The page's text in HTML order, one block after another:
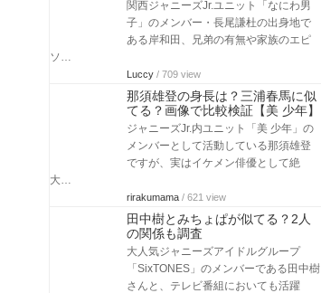
関西ジャニーズJr.ユニット「なにわ男
子」のメンバー・長尾謙杜の出身地で
ある岸和田、兄弟の有無や家族のエピ
ソ…
Luccy / 709 view
那須雄登の身長は？三浦春馬に似
てる？画像で比較検証【美 少年】
ジャニーズJr.内ユニット「美 少年」の
メンバーとして活動している那須雄登
ですが、実はイケメン俳優として絶
大…
rirakumama / 621 view
田中樹とみちょぱが似てる？2人
の関係も調査
大人気ジャニーズアイドルグループ
「SixTONES」のメンバーである田中樹
さんと、テレビ番組においても活躍